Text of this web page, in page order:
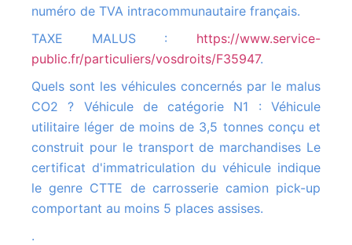
numéro de TVA intracommunautaire français.
TAXE MALUS : https://www.service-
public.fr/particuliers/vosdroits/F35947.
Quels sont les véhicules concernés par le malus
CO2 ? Véhicule de catégorie N1 : Véhicule
utilitaire léger de moins de 3,5 tonnes conçu et
construit pour le transport de marchandises Le
certificat d'immatriculation du véhicule indique
le genre CTTE de carrosserie camion pick-up
comportant au moins 5 places assises.
.